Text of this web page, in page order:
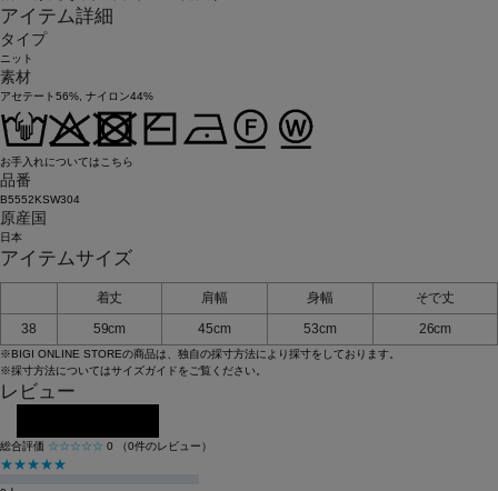
アイテム詳細
タイプ
ニット
素材
アセテート56%, ナイロン44%
お手入れについてはこちら
品番
B5552KSW304
原産国
日本
アイテムサイズ
着丈 肩幅 身幅
そで丈
38
59cm 45cm 53cm 26cm
※BIGI ONLINE STOREの商品は、独自の採寸方法により採寸をしております。
※採寸方法についてはサイズガイドをご覧ください。
レビュー
総合評価 ☆☆☆☆☆ 0 （0件のレビュー）
★★★★★